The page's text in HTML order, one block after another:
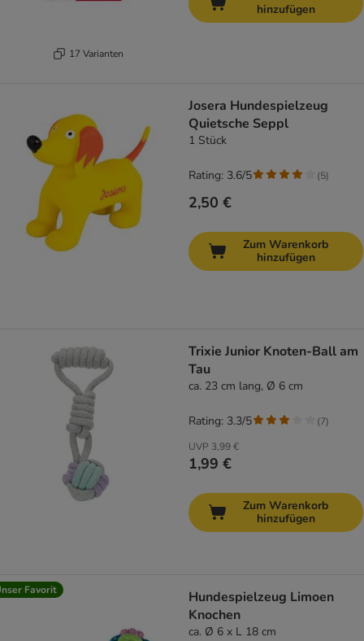
17 Varianten
hinzufügen
Josera Hundespielzeug
Quietsche Seppl
1 Stück
2,50 €
Rating: 3.6/5 (5)
Zum Warenkorb
hinzufügen
Trixie Junior Knoten-Ball am
Tau
ca. 23 cm lang, Ø 6 cm
UVP 3,99 €
1,99 €
Rating: 3.3/5 (7)
Zum Warenkorb
hinzufügen
Favorit
Hundespielzeug Limoen
Knochen
ca. Ø 6 x L 18 cm